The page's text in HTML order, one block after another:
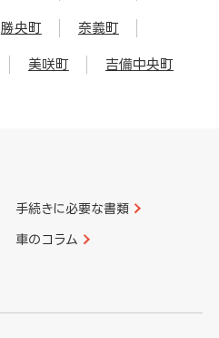
勝央町 奈義町
美咲町 吉備中央町
手続きに必要な書類
車のコラム